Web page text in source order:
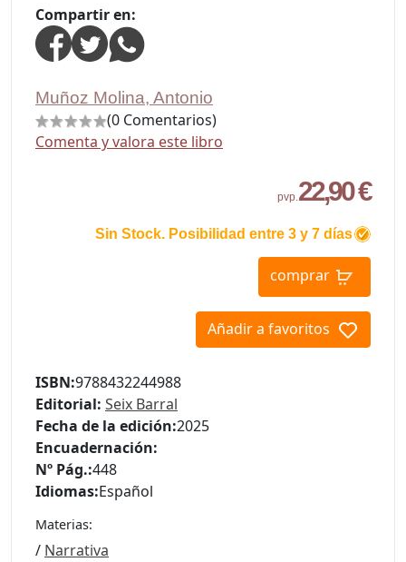
Compartir en:
Muñoz Molina, Antonio
(0 Comentarios)
Comenta y valora este libro
pvp.22,90 €
Sin Stock. Posibilidad entre 3 y 7 días
comprar
Añadir a favoritos
ISBN:9788432244988
Editorial: Seix Barral
Fecha de la edición:2025
Encuadernación:
Nº Pág.:448
Idiomas:Español
Materias:
/ Narrativa